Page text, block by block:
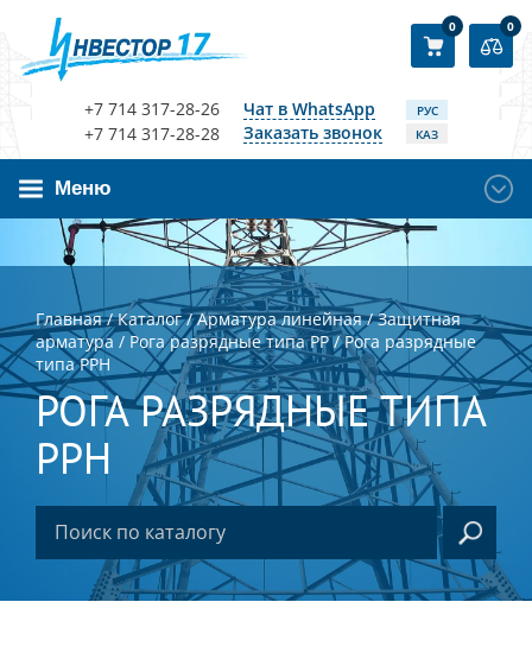
+7 714 317-28-26
+7 714 317-28-28
Чат в WhatsApp
Заказать звонок
РУС
КАЗ
0 0
Меню
Главная/Каталог/Арматура линейная/Защитная
арматура/ Рога разрядные типа РР/Рога разрядные
типа РРН
РОГА РАЗРЯДНЫЕ ТИПА
РРН